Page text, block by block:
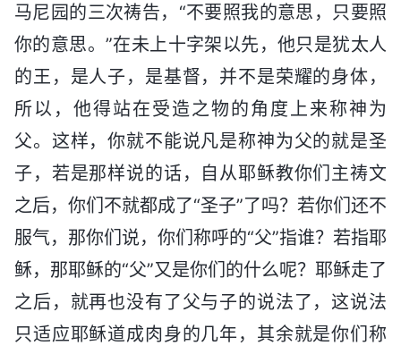
马尼园的三次祷告，“不要照我的意思，只要照
你的意思。”在未上十字架以先，他只是犹太人
的王，是人子，是基督，并不是荣耀的身体，
所以，他得站在受造之物的角度上来称神为
父。这样，你就不能说凡是称神为父的就是圣
子，若是那样说的话，自从耶稣教你们主祷文
之后，你们不就都成了“圣子”了吗？若你们还不
服气，那你们说，你们称呼的“父”指谁？若指耶
稣，那耶稣的“父”又是你们的什么呢？耶稣走了
之后，就再也没有了父与子的说法了，这说法
只适应耶稣道成肉身的几年，其余就是你们称